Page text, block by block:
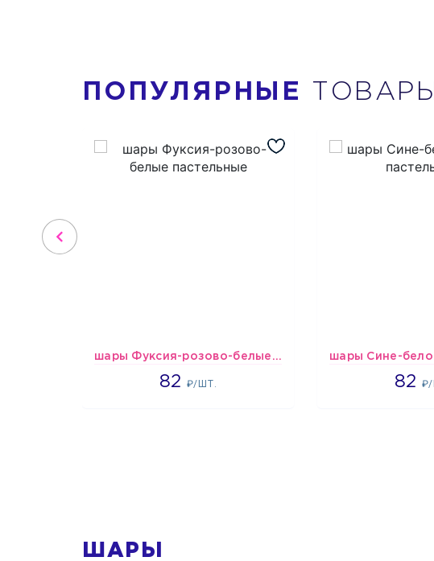
ПОПУЛЯРНЫЕ ТОВАРЫ
шары Фуксия-розово-белые пастельные
82 ₽/ШТ.
1637
82
ШАРЫ